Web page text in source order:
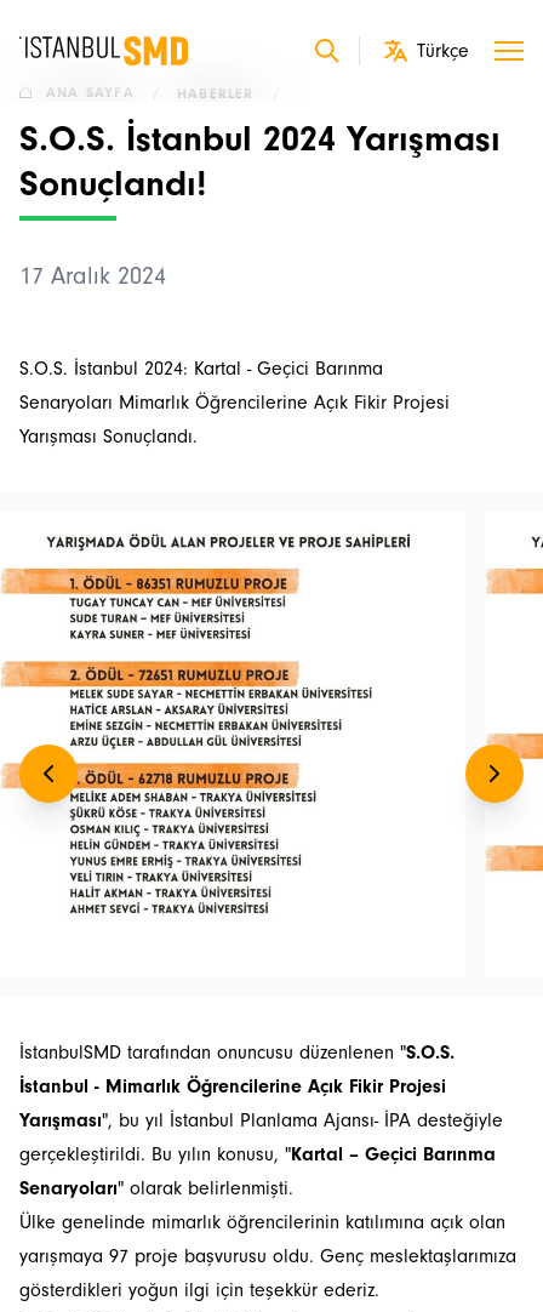
ANA SAYFA HABERLER /
S.O.S. İstanbul 2024 Yarışması
Sonuçlandı!
17 Aralık 2024
S.O.S. İstanbul 2024: Kartal - Geçici Barınma
Senaryoları Mimarlık Öğrencilerine Açık Fikir Projesi
Yarışması Sonuçlandı.
İstanbulSMD tarafından onuncusu düzenlenen "S.O.S.
İstanbul - Mimarlık Öğrencilerine Açık Fikir Projesi
Yarışması", bu yıl İstanbul Planlama Ajansı- İPA desteğiyle
gerçekleştirildi. Bu yılın konusu, "Kartal – Geçici Barınma
Senaryoları" olarak belirlenmişti.
Ülke genelinde mimarlık öğrencilerinin katılımına açık olan
yarışmaya 97 proje başvurusu oldu. Genç meslektaşlarımıza
gösterdikleri yoğun ilgi için teşekkür ederiz.